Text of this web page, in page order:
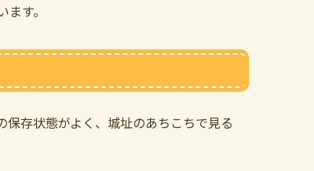
す。
存状態がよく、城址のあちこちで見る